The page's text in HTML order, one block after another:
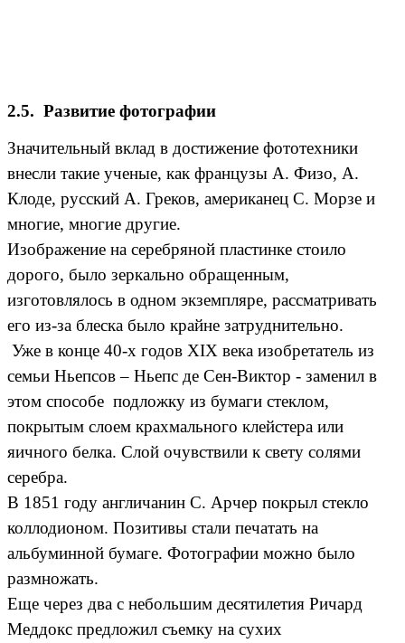
2.5. Развитие фотографии
Значительный вклад в достижение фототехники
внесли такие ученые, как французы А. Физо, А.
Клоде, русский А. Греков, американец С. Морзе и
многие, многие другие.
Изображение на серебряной пластинке стоило
дорого, было зеркально обращенным,
изготовлялось в одном экземпляре, рассматривать
его из-за блеска было крайне затруднительно.
Уже в конце 40-х годов XIX века изобретатель из
семьи Ньепсов – Ньепс де Сен-Виктор - заменил в
этом способе подложку из бумаги стеклом,
покрытым слоем крахмального клейстера или
яичного белка. Слой очувствили к свету солями
серебра.
В 1851 году англичанин С. Арчер покрыл стекло
коллодионом. Позитивы стали печатать на
альбуминной бумаге. Фотографии можно было
размножать.
Еще через два с небольшим десятилетия Ричард
Меддокс предложил съемку на сухих